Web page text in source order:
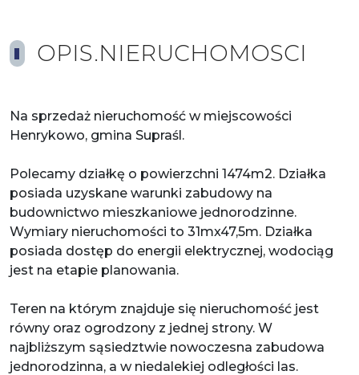
OPIS.NIERUCHOMOSCI
Na sprzedaż nieruchomość w miejscowości
Henrykowo, gmina Supraśl.
Polecamy działkę o powierzchni 1474m2. Działka
posiada uzyskane warunki zabudowy na
budownictwo mieszkaniowe jednorodzinne.
Wymiary nieruchomości to 31mx47,5m. Działka
posiada dostęp do energii elektrycznej, wodociąg
jest na etapie planowania.
Teren na którym znajduje się nieruchomość jest
równy oraz ogrodzony z jednej strony. W
najbliższym sąsiedztwie nowoczesna zabudowa
jednorodzinna, a w niedalekiej odległości las.